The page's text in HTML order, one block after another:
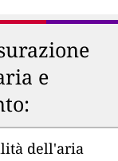
e
dell'aria